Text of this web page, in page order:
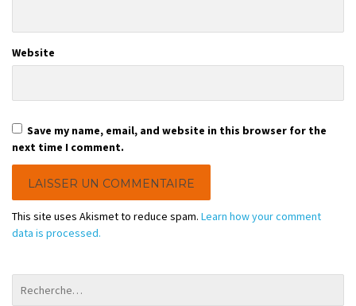
Website
Save my name, email, and website in this browser for the
next time I comment.
This site uses Akismet to reduce spam. Learn how your comment
data is processed.